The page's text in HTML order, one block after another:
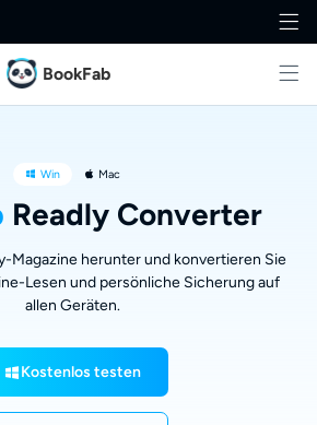
BookFab
Win Mac
Readly Converter
Magazine herunter und konvertieren Sie
Lesen und persönliche Sicherung auf
allen Geräten.
Kostenlos testen